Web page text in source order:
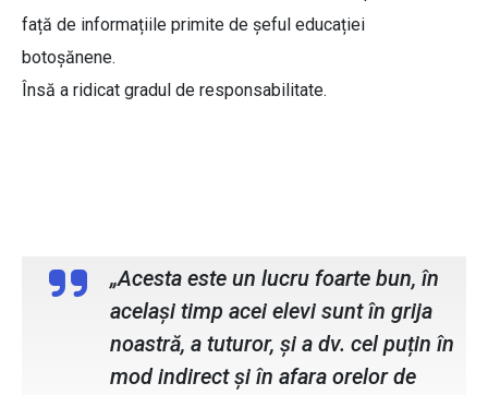
față de informațiile primite de șeful educației
botoșănene.
Însă a ridicat gradul de responsabilitate.
„Acesta este un lucru foarte bun, în
același timp acei elevi sunt în grija
noastră, a tuturor, și a dv. cel puțin în
mod indirect și în afara orelor de